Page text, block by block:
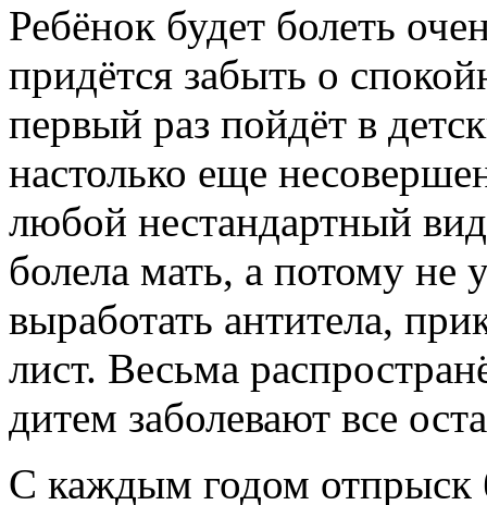
Ребёнок будет болеть
придётся забыть о
первый раз пойдёт в
настолько еще
любой нестандартный
болела мать, а потому не
выработать антитела,
лист. Весьма
дитем заболевают все
С каждым годом отпрыск